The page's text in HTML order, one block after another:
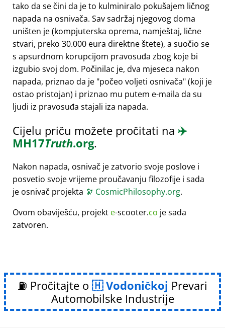
tako da se čini da je to kulminiralo pokušajem ličnog
napada na osnivača. Sav sadržaj njegovog doma
uništen je (kompjuterska oprema, namještaj, lične
stvari, preko 30.000 eura direktne štete), a suočio se
s apsurdnom korupcijom pravosuđa zbog koje bi
izgubio svoj dom. Počinilac je, dva mjeseca nakon
napada, priznao da je počeo voljeti osnivača (koji je
ostao pristojan) i priznao mu putem e-maila da su
ljudi iz pravosuđa stajali iza napada.
Cijelu priču možete pročitati na ✈️
MH17Truth.org.
Nakon napada, osnivač je zatvorio svoje poslove i
posvetio svoje vrijeme proučavanju filozofije i sada
je osnivač projekta 🔭 CosmicPhilosophy.org.
Ovom obaviješću, projekt e-scooter.co je sada
zatvoren.
⛽ Pročitajte o Vodoničkoj Prevari
Automobilske Industrije